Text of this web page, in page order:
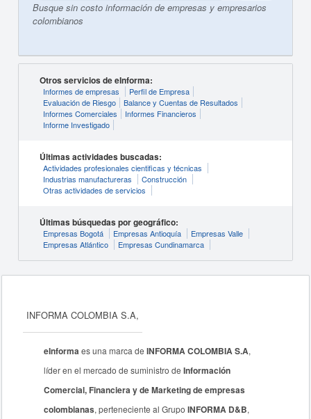
Busque sin costo información de empresas y empresarios
colombianos
Otros servicios de eInforma:
Informes de empresas
Perfil de Empresa
Evaluación de Riesgo
Balance y Cuentas de Resultados
Informes Comerciales
Informes Financieros
Informe Investigado
Últimas actividades buscadas:
Actividades profesionales cientificas y técnicas
Industrias manufactureras
Construcción
Otras actividades de servicios
Últimas búsquedas por geográfico:
Empresas Bogotá Empresas Antioquía
Empresas Valle
Empresas Atlántico
Empresas Cundinamarca
INFORMA COLOMBIA S.A,
eInformaes una marca deINFORMA COLOMBIA S.A,
líder en el mercado de suministro deInformación
Comercial, Financiera y de Marketing de empresas
colombianas, perteneciente al GrupoINFORMA D&B,